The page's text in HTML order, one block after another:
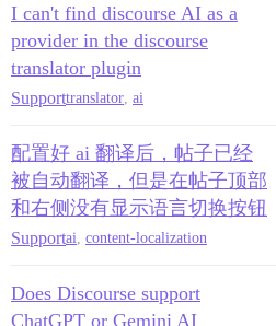
I can't find discourse AI as a
provider in the discourse
translator plugin
Supporttranslator, ai
配置好 ai 翻译后，帖子已经
被自动翻译，但是在帖子顶部
和右侧没有显示语言切换按钮
Supportai, content-localization
Does Discourse support
ChatGPT or Gemini AI